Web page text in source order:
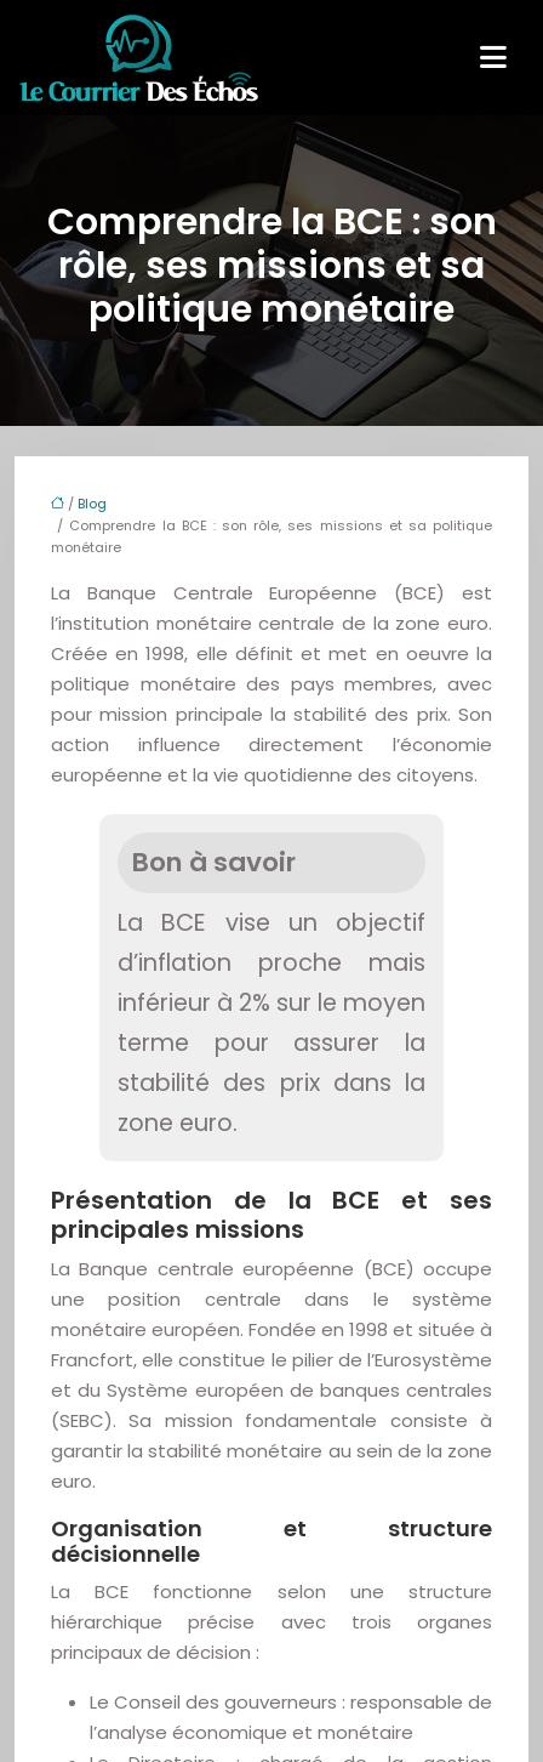
Comprendre la BCE : son
rôle, ses missions et sa
politique monétaire
/ Blog
/ Comprendre la BCE : son rôle, ses missions et sa politique
monétaire
La Banque Centrale Européenne (BCE) est
l’institution monétaire centrale de la zone euro.
Créée en 1998, elle définit et met en oeuvre la
politique monétaire des pays membres, avec
pour mission principale la stabilité des prix. Son
action influence directement l’économie
européenne et la vie quotidienne des citoyens.
Bon à savoir
La BCE vise un objectif
d’inflation proche mais
inférieur à 2% sur le moyen
terme pour assurer la
stabilité des prix dans la
zone euro.
Présentation de la BCE et ses
principales missions
La Banque centrale européenne (BCE) occupe
une position centrale dans le système
monétaire européen. Fondée en 1998 et située à
Francfort, elle constitue le pilier de l’Eurosystème
et du Système européen de banques centrales
(SEBC). Sa mission fondamentale consiste à
garantir la stabilité monétaire au sein de la zone
euro.
Organisation et structure
décisionnelle
La BCE fonctionne selon une structure
hiérarchique précise avec trois organes
principaux de décision :
Le Conseil des gouverneurs : responsable de
l’analyse économique et monétaire